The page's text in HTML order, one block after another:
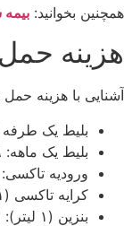
همچنین بخوانید: بیمه
هزینه
آشنایی با هزینه
بلیط یک طرفه
بلیط یک ماهه: ۳۹ یورو
ورودیه تاکسی: ۵ یورو
کرایه تاکسی (۱ کیلومتر): ۱۲/۱ یورو
بنزین (۱ لیتر): ۵۹/۱ یورو